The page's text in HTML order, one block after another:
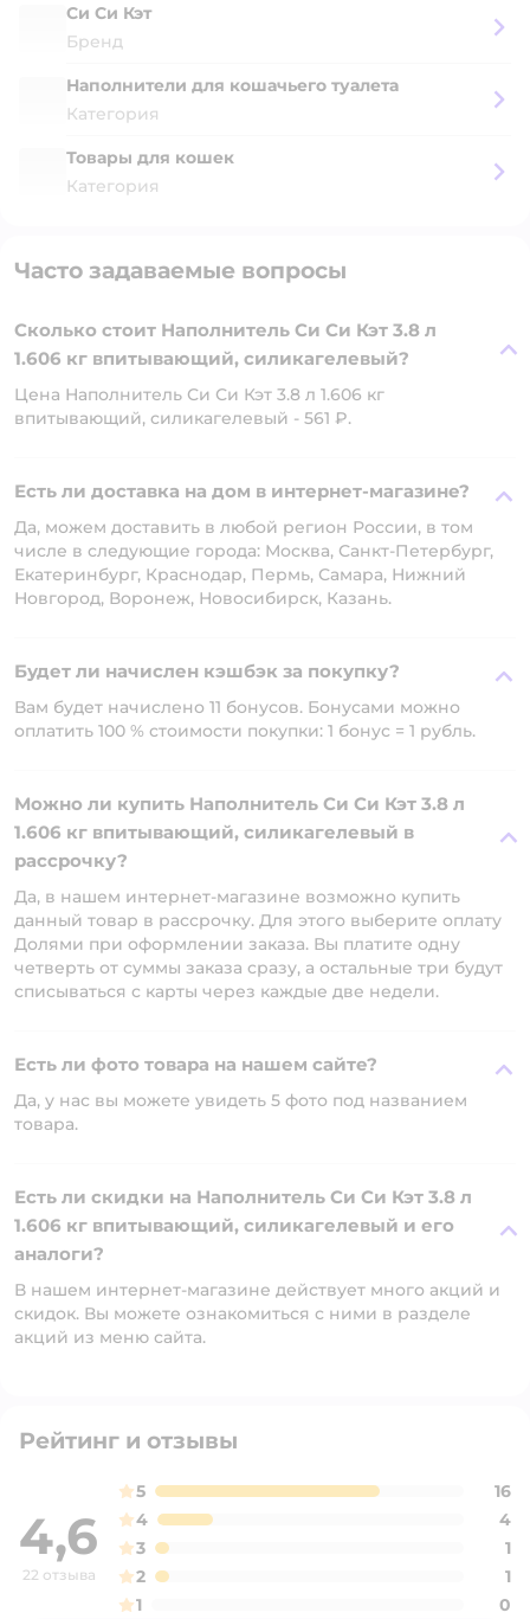
Си Си Кэт
Бренд
Наполнители для кошачьего туалета
Категория
Товары для кошек
Категория
Часто задаваемые вопросы
Сколько стоит Наполнитель Си Си Кэт 3.8 л
1.606 кг впитывающий, силикагелевый?
Цена Наполнитель Си Си Кэт 3.8 л 1.606 кг
впитывающий, силикагелевый - 561 ₽.
Есть ли доставка на дом в интернет-магазине?
Да, можем доставить в любой регион России, в том
числе в следующие города: Москва, Санкт-Петербург,
Екатеринбург, Краснодар, Пермь, Самара, Нижний
Новгород, Воронеж, Новосибирск, Казань.
Будет ли начислен кэшбэк за покупку?
Вам будет начислено 11 бонусов. Бонусами можно
оплатить 100 % стоимости покупки: 1 бонус = 1 рубль.
Можно ли купить Наполнитель Си Си Кэт 3.8 л
1.606 кг впитывающий, силикагелевый в
рассрочку?
Да, в нашем интернет-магазине возможно купить
данный товар в рассрочку. Для этого выберите оплату
Долями при оформлении заказа. Вы платите одну
четверть от суммы заказа сразу, а остальные три будут
списываться с карты через каждые две недели.
Есть ли фото товара на нашем сайте?
Да, у нас вы можете увидеть 5 фото под названием
товара.
Есть ли скидки на Наполнитель Си Си Кэт 3.8 л
1.606 кг впитывающий, силикагелевый и его
аналоги?
В нашем интернет-магазине действует много акций и
скидок. Вы можете ознакомиться с ними в разделе
акций из меню сайта.
Рейтинг и отзывы
4,6
22 отзыва
5
16
4
4
3
1
2
1
1
0